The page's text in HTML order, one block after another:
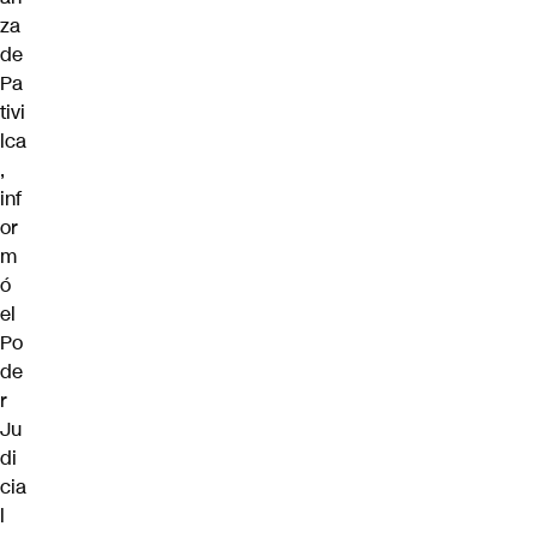
za
de
Pa
tivi
lca
,
inf
or
m
ó
el
Po
de
r
Ju
di
cia
l